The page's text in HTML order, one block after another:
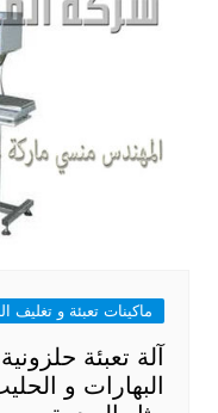
ماكينات تعبئة و تغليف
آلة تعبئة
البهارات و